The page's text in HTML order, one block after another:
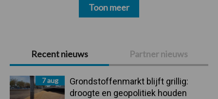
Primaire
Sidebar
Recent nieuws Partner nieuws
7 aug
Grondstoffenmarkt blijft grillig:
droogte en geopolitiek houden
Toon meer